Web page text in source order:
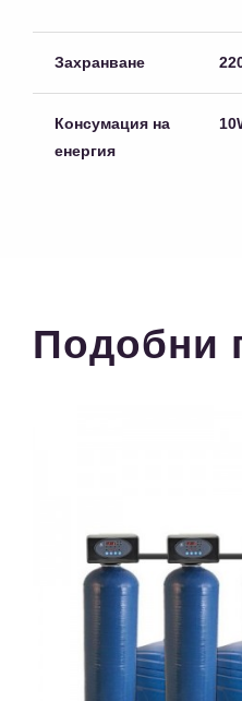
Захранване
Консумация на
енергия
Подобни